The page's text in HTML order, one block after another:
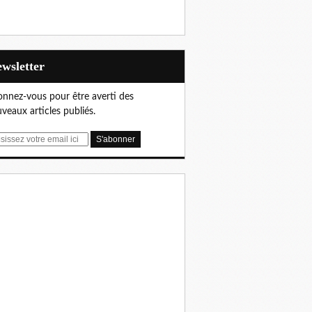
vous pour être averti des
articles publiés.